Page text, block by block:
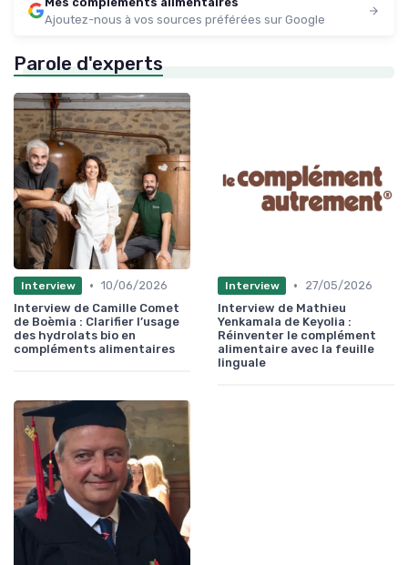
Ajoutez-nous à vos sources préférées sur Google
Parole d'experts
Interview • 10/06/2026
Interview de Camille Comet
de Boèmia : Clarifier l’usage
des hydrolats bio en
compléments alimentaires
Interview •
27/05/2026
Interview de Mathieu
Yenkamala de Keyolia :
Réinventer le complément
alimentaire avec la feuille
linguale